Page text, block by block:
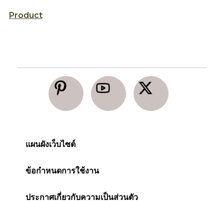
มองหาอย่างอื่นหรือเปล่า?